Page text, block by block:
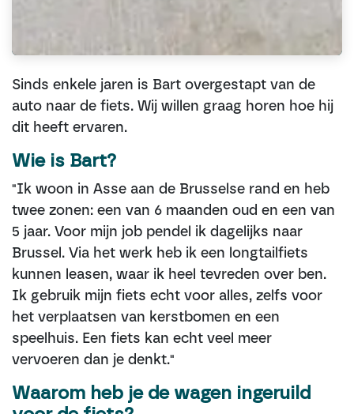
Sinds enkele jaren is Bart overgestapt van de
auto naar de fiets. Wij willen graag horen hoe hij
dit heeft ervaren.
Wie is Bart?
"Ik woon in Asse aan de Brusselse rand en heb
twee zonen: een van 6 maanden oud en een van
5 jaar. Voor mijn job pendel ik dagelijks naar
Brussel. Via het werk heb ik een longtailfiets
kunnen leasen, waar ik heel tevreden over ben.
Ik gebruik mijn fiets echt voor alles, zelfs voor
het verplaatsen van kerstbomen en een
speelhuis. Een fiets kan echt veel meer
vervoeren dan je denkt."
Waarom heb je de wagen ingeruild